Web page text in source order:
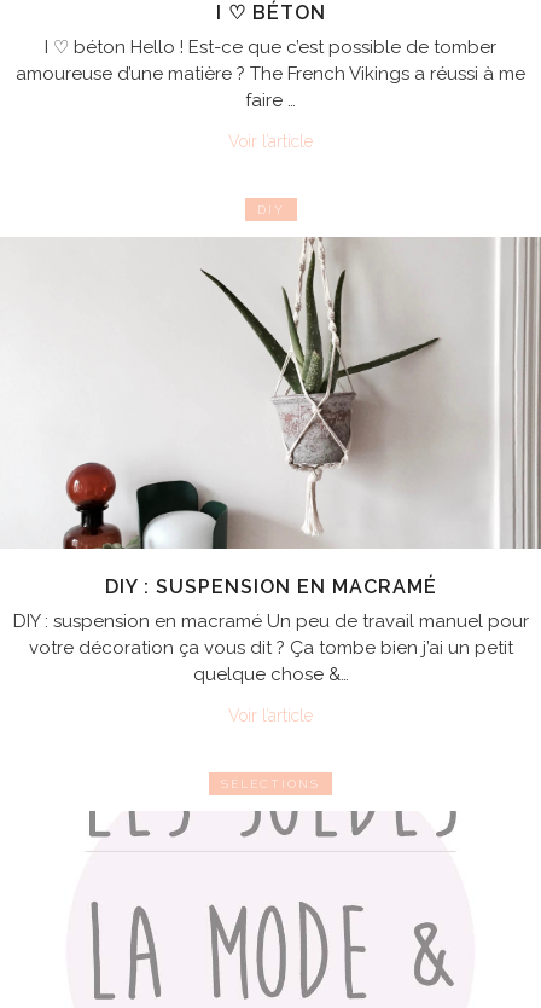
I ♡ BÉTON
I ♡ béton Hello ! Est-ce que c’est possible de tomber
amoureuse d’une matière ? The French Vikings a réussi à me
faire …
Voir l’article
DIY
DIY : SUSPENSION EN MACRAMÉ
DIY : suspension en macramé Un peu de travail manuel pour
votre décoration ça vous dit ? Ça tombe bien j’ai un petit
quelque chose &…
Voir l’article
SÉLECTIONS